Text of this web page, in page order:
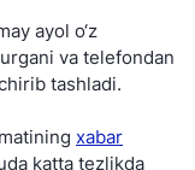
ayol o‘z
va telefondan
tashladi.
xabar
katta tezlikda